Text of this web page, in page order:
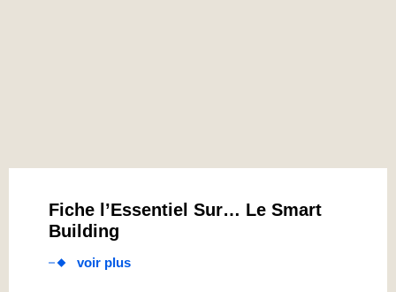
Fiche l’Essentiel Sur… Le Smart
Building
voir plus